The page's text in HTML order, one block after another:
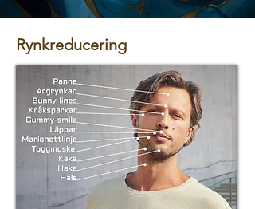
Rynkreducering